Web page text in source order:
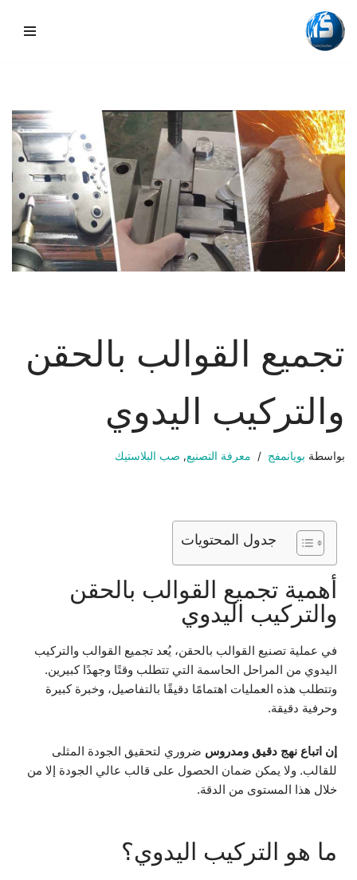
تخطي
تجميع القوالب بالحقن
والتركيب اليدوي
بواسطة بويانمفج معرفة التصنيع, صب البلاستيك
جدول المحتويات
أهمية تجميع القوالب بالحقن
والتركيب اليدوي
في عملية تصنيع القوالب بالحقن، يُعد تجميع القوالب والتركيب
اليدوي من المراحل الحاسمة التي تتطلب وقتًا وجهدًا كبيرين.
وتتطلب هذه العمليات اهتمامًا دقيقًا بالتفاصيل، وخبرة كبيرة
وحرفية دقيقة.
إن اتباع نهج دقيق ومدروس ضروري لتحقيق الجودة المثلى
للقالب. ولا يمكن ضمان الحصول على قالب عالي الجودة إلا من
خلال هذا المستوى من الدقة.
ما هو التركيب اليدوي؟